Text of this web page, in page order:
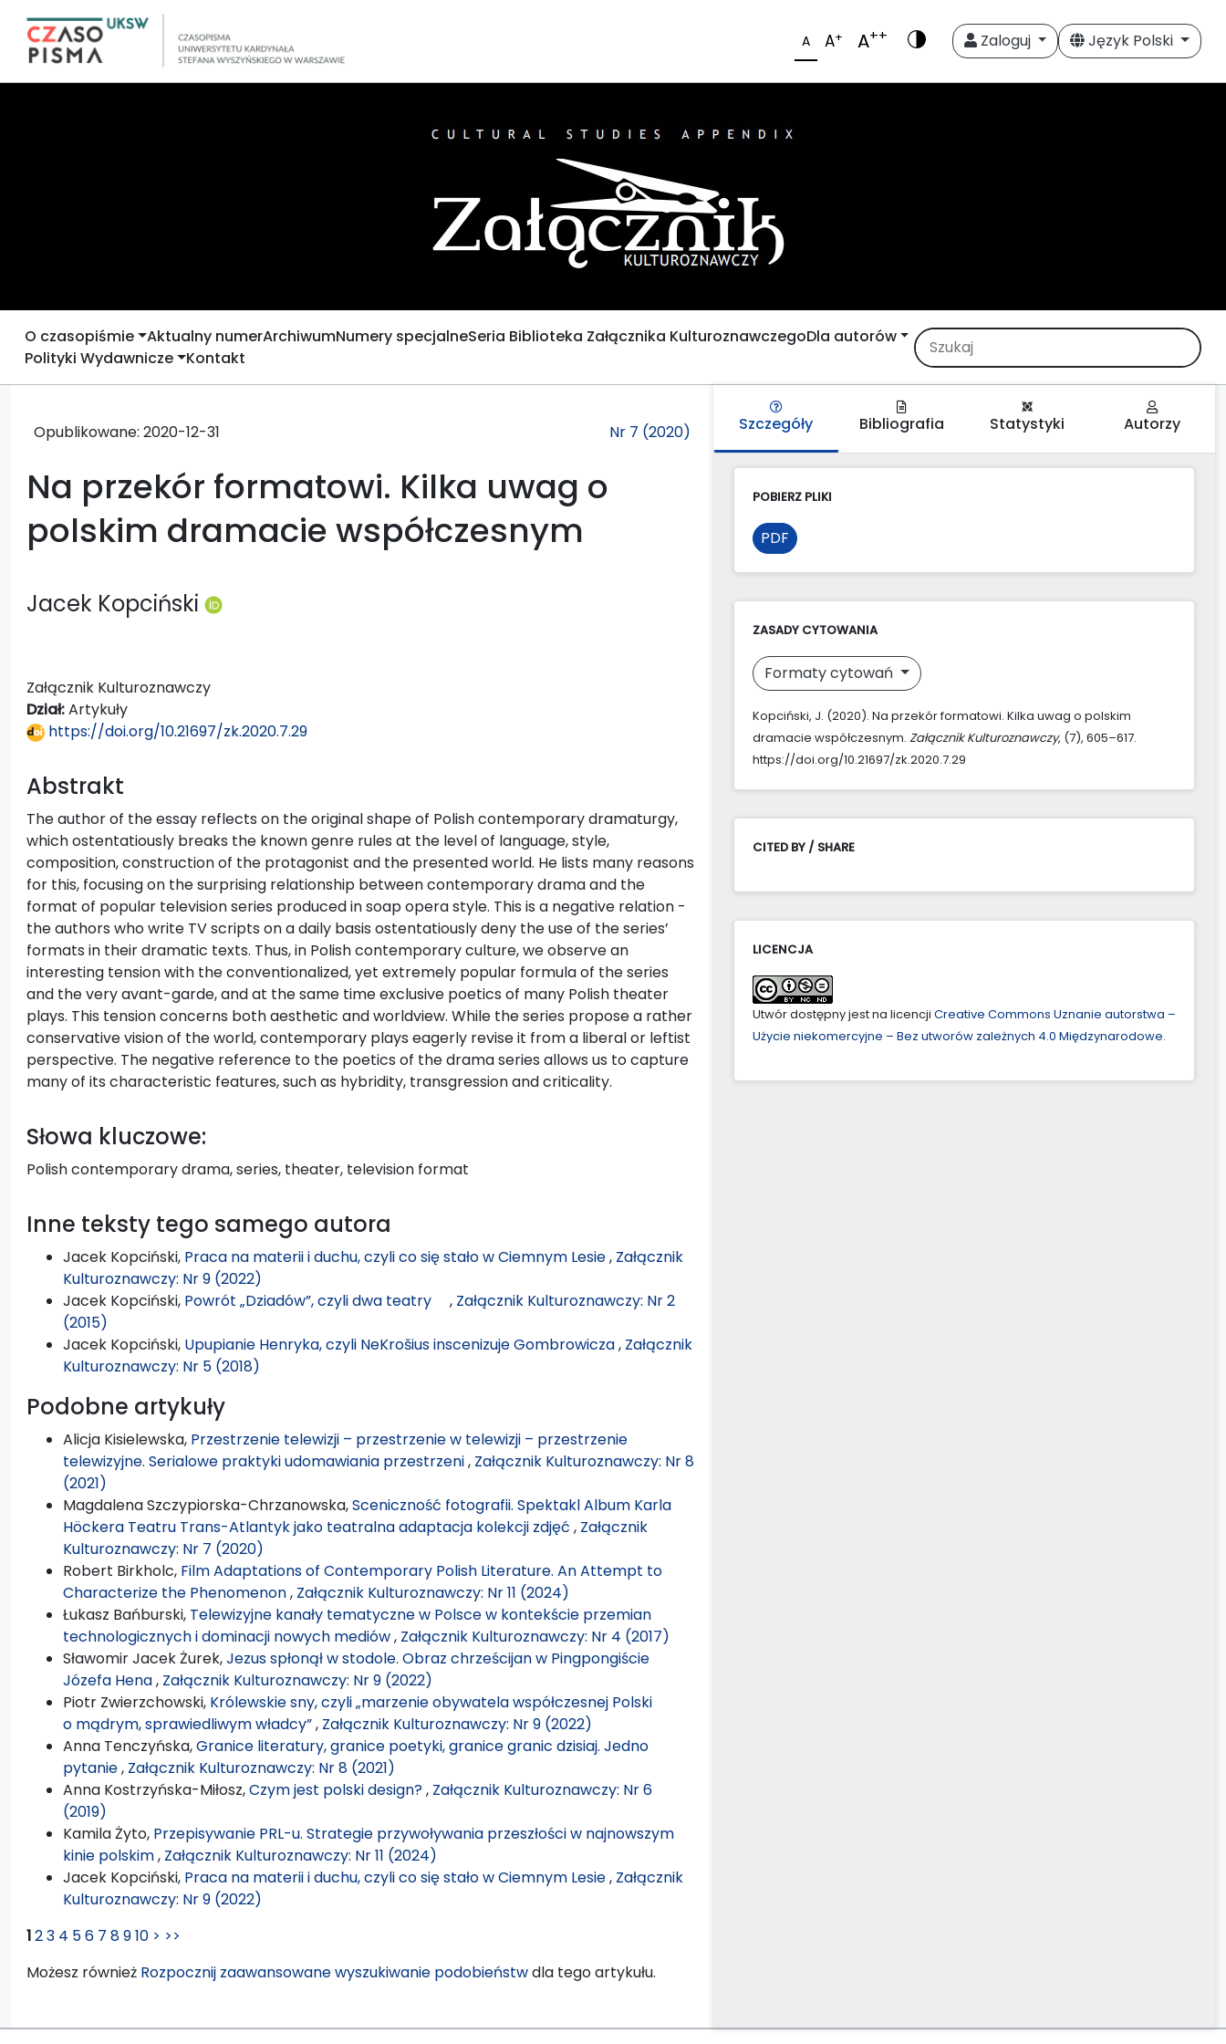
A A+ A++ Zaloguj Język Polski
O czasopiśmie Aktualny numerArchiwumNumery specjalneSeria Biblioteka Załącznika KulturoznawczegoDla autorów
Polityki Wydawnicze Kontakt
Opublikowane: 2020-12-31 Nr 7 (2020)
Na przekór formatowi. Kilka uwag o
polskim dramacie współczesnym
Jacek Kopciński
Załącznik Kulturoznawczy
Dział:Artykuły
https://doi.org/10.21697/zk.2020.7.29
Abstrakt
The author of the essay reflects on the original shape of Polish contemporary dramaturgy,
which ostentatiously breaks the known genre rules at the level of language, style,
composition, construction of the protagonist and the presented world. He lists many reasons
for this, focusing on the surprising relationship between contemporary drama and the
format of popular television series produced in soap opera style. This is a negative relation -
the authors who write TV scripts on a daily basis ostentatiously deny the use of the series’
formats in their dramatic texts. Thus, in Polish contemporary culture, we observe an
interesting tension with the conventionalized, yet extremely popular formula of the series
and the very avant-garde, and at the same time exclusive poetics of many Polish theater
plays. This tension concerns both aesthetic and worldview. While the series propose a rather
conservative vision of the world, contemporary plays eagerly revise it from a liberal or leftist
perspective. The negative reference to the poetics of the drama series allows us to capture
many of its characteristic features, such as hybridity, transgression and criticality.
Słowa kluczowe:
Polish contemporary drama, series, theater, television format
Inne teksty tego samego autora
Jacek Kopciński, Praca na materii i duchu, czyli co się stało w Ciemnym Lesie, Załącznik
Kulturoznawczy: Nr 9 (2022)
Jacek Kopciński, Powrót „Dziadów”, czyli dwa teatry , Załącznik Kulturoznawczy: Nr 2
(2015)
Jacek Kopciński, Upupianie Henryka, czyli NeKrošius inscenizuje Gombrowicza, Załącznik
Kulturoznawczy: Nr 5 (2018)
Podobne artykuły
Alicja Kisielewska, Przestrzenie telewizji – przestrzenie w telewizji – przestrzenie
telewizyjne. Serialowe praktyki udomawiania przestrzeni, Załącznik Kulturoznawczy: Nr 8
(2021)
Magdalena Szczypiorska-Chrzanowska,Sceniczność fotografii. Spektakl Album Karla
Höckera Teatru Trans-Atlantyk jako teatralna adaptacja kolekcji zdjęć , Załącznik
Kulturoznawczy: Nr 7 (2020)
Robert Birkholc, Film Adaptations of Contemporary Polish Literature. An Attempt to
Characterize the Phenomenon, Załącznik Kulturoznawczy: Nr 11 (2024)
Łukasz Bańburski, Telewizyjne kanały tematyczne w Polsce w kontekście przemian
technologicznych i dominacji nowych mediów, Załącznik Kulturoznawczy: Nr 4 (2017)
Sławomir Jacek Żurek,Jezus spłonął w stodole. Obraz chrześcijan w Pingpongiście
Józefa Hena, Załącznik Kulturoznawczy: Nr 9 (2022)
Piotr Zwierzchowski, Królewskie sny, czyli „marzenie obywatela współczesnej Polski
o mądrym, sprawiedliwym władcy”, Załącznik Kulturoznawczy: Nr 9 (2022)
Anna Tenczyńska,Granice literatury, granice poetyki, granice granic dzisiaj. Jedno
pytanie, Załącznik Kulturoznawczy: Nr 8 (2021)
Anna Kostrzyńska-Miłosz,Czym jest polski design?, Załącznik Kulturoznawczy: Nr 6
(2019)
Kamila Żyto, Przepisywanie PRL-u. Strategie przywoływania przeszłości w najnowszym
kinie polskim, Załącznik Kulturoznawczy: Nr 11 (2024)
Jacek Kopciński, Praca na materii i duchu, czyli co się stało w Ciemnym Lesie, Załącznik
Kulturoznawczy: Nr 9 (2022)
123 4 56 7 8910 > >>
Możesz również Rozpocznij zaawansowane wyszukiwanie podobieństwdla tego artykułu.
Szczegóły Bibliografia Statystyki Autorzy
POBIERZ PLIKI
PDF
ZASADY CYTOWANIA
Formaty cytowań
Kopciński, J. (2020). Na przekór formatowi. Kilka uwag o polskim
dramacie współczesnym. Załącznik Kulturoznawczy, (7), 605–617.
https://doi.org/10.21697/zk.2020.7.29
CITED BY / SHARE
LICENCJA
Utwór dostępny jest na licencji Creative Commons Uznanie autorstwa –
Użycie niekomercyjne – Bez utworów zależnych 4.0 Międzynarodowe.